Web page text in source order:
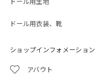
ドール用生地
ドール用衣装、靴
ショップインフォメーション
アバウト